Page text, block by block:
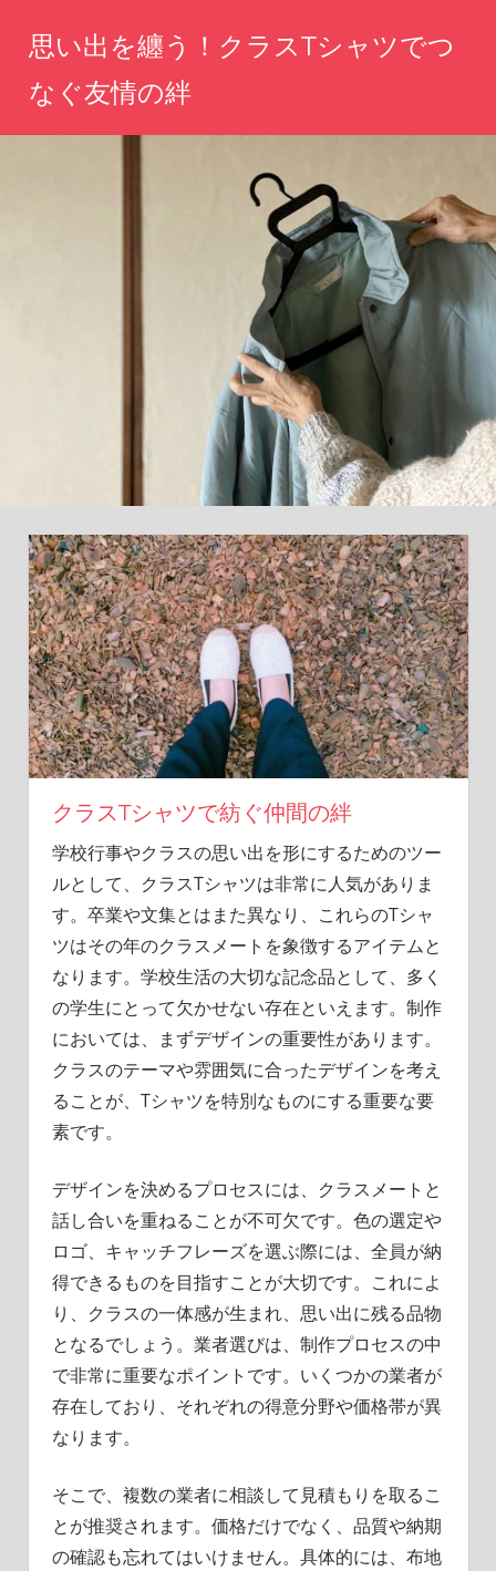
ツ
思い出を纏う！クラスTシャツでつ
なぐ友情の絆
め
る
特
別
な
一
着
を！
クラスTシャツで紡ぐ仲間の絆
学校行事やクラスの思い出を形にするためのツー
ルとして、クラスTシャツは非常に人気がありま
す。 卒業や文集とはまた異なり、これらのTシャ
ツはその年のクラスメートを象徴するアイテムと
なります。学校生活の大切な記念品として、多く
の学生にとって欠かせない存在といえます。制作
においては、まずデザインの重要性があります。
クラスのテーマや雰囲気に合ったデザインを考え
ることが、Tシャツを特別なものにする重要な要
素です。
デザインを決めるプロセスには、クラスメートと
話し合いを重ねることが不可欠です。色の選定や
ロゴ、キャッチフレーズを選ぶ際には、全員が納
得できるものを目指すことが大切です。これによ
り、クラスの一体感が生まれ、思い出に残る品物
となるでしょう。業者選びは、制作プロセスの中
で非常に重要なポイントです。いくつかの業者が
存在しており、それぞれの得意分野や価格帯が異
なります。
そこで、複数の業者に相談して見積もりを取るこ
とが推奨されます。価格だけでなく、品質や納期
の確認も忘れてはいけません。具体的には、布地